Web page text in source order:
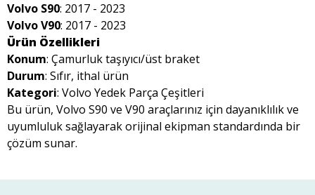
Volvo S90: 2017 - 2023
Volvo V90: 2017 - 2023
Ürün Özellikleri
Konum: Çamurluk taşıyıcı/üst braket
Durum: Sıfır, ithal ürün
Kategori: Volvo Yedek Parça Çeşitleri
Bu ürün, Volvo S90 ve V90 araçlarınız için dayanıklılık ve
uyumluluk sağlayarak orijinal ekipman standardında bir
çözüm sunar.